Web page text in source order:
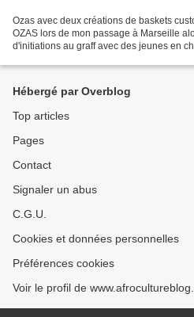
Ozas avec deux créations de baskets
OZAS lors de mon passage à Marseille
d'initiations au graff avec des jeunes en
Hébergé par Overblog
Top articles
Pages
Contact
Signaler un abus
C.G.U.
Cookies et données personnelles
Préférences cookies
Voir le profil de